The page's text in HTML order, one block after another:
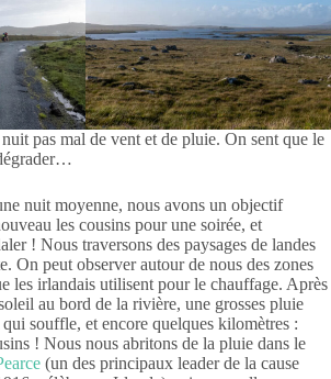
pas mal de vent et de pluie. On sent que le
nuit moyenne, nous avons un objectif
les cousins pour une soirée, et
! Nous traversons des paysages de landes
On peut observer autour de nous des zones
les irlandais utilisent pour le chauffage. Après
au bord de la rivière, une grosses pluie
souffle, et encore quelques kilomètres :
! Nous nous abritons de la pluie dans le
(un des principaux leader de la cause